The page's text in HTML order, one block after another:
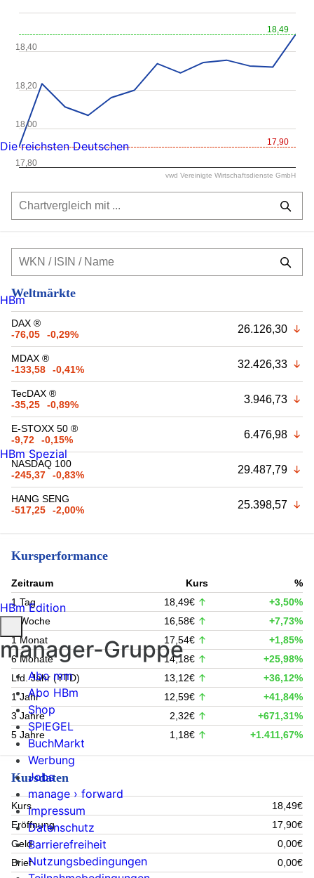
18,49
17,90
18,00
17,80
18,20
18,40
vwd Vereinigte Wirtschaftsdienste GmbH
Weltmärkte
DAX ®
-76,05
-0,29% 26.126,30
MDAX ®
-133,58
-0,41% 32.426,33
TecDAX ®
-35,25
-0,89% 3.946,73
E-STOXX 50 ®
-9,72
-0,15% 6.476,98
NASDAQ 100
-245,37
-0,83% 29.487,79
HANG SENG
-517,25
-2,00% 25.398,57
Kursperformance
Zeitraum Kurs
%
1 Tag
18,49€
+3,50%
1 Woche
16,58€
+7,73%
1 Monat
17,54€
+1,85%
6 Monate
14,18€
+25,98%
Lfd. Jahr (YTD)
13,12€
+36,12%
1 Jahr
12,59€
+41,84%
3 Jahre
2,32€
+671,31%
5 Jahre
1,18€ +1.411,67%
Kursdaten
Kurs
18,49€
Eröffnung
17,90€
Geld
0,00€
Brief
0,00€
Die reichsten Deutschen
HBm
HBm Spezial
HBm Edition
manager-Gruppe
Abo mm
Abo HBm
Shop
SPIEGEL
BuchMarkt
Werbung
Jobs
manage › forward
Impressum
Datenschutz
Barrierefreiheit
Nutzungsbedingungen